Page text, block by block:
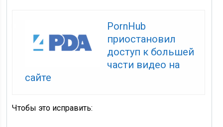
PornHub
приостановил
доступ к большей
части видео на
сайте
Чтобы это исправить: